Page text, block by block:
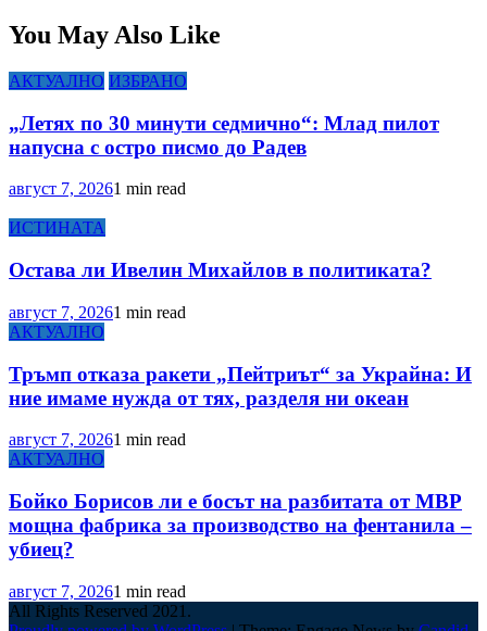
You May Also Like
АКТУАЛНО ИЗБРАНО
„Летях по 30 минути седмично“: Млад пилот
напусна с остро писмо до Радев
август 7, 20261 min read
ИСТИНАТА
Остава ли Ивелин Михайлов в политиката?
август 7, 20261 min read
АКТУАЛНО
Тръмп отказа ракети „Пейтриът“ за Украйна: И
ние имаме нужда от тях, разделя ни океан
август 7, 20261 min read
АКТУАЛНО
Бойко Борисов ли е босът на разбитата от МВР
мощна фабрика за производство на фентанила –
убиец?
август 7, 20261 min read
All Rights Reserved 2021.